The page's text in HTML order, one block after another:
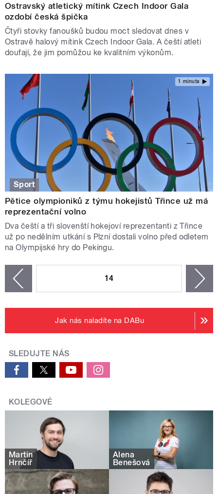
Ostravský atletický mítink Czech Indoor Gala
ozdobí česká špička
Čtyři stovky fanoušků budou moct sledovat dnes v
Ostravě halový mítink Czech Indoor Gala. A čeští atleti
doufají, že jim pomůžou ke kvalitním výkonům.
1 minuta
Sport
Pětice olympioniků z týmu hokejistů Třince už má
reprezentační volno
Dva čeští a tři slovenští hokejoví reprezentanti z Třince
už po nedělním utkání s Plzní dostali volno před odletem
na Olympijské hry do Pekingu.
14
Jak nás naladíte na DABu
SLEDUJTE NÁS
KOLEGOVÉ
Martin
Hrnčíř
Alena
Benešová